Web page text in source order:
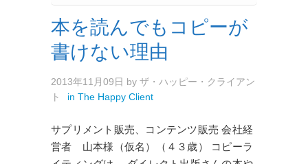
本を読んでもコピーが
書けない理由
2013年11月09日 by ザ・ハッピー・クライアン
ト
in The Happy Client
サプリメント販売、コンテンツ販売 会社経
営者 山本様（仮名）（４３歳） コピーラ